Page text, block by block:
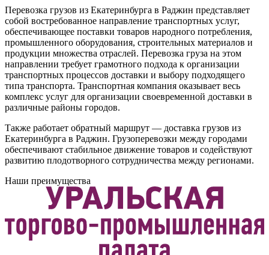
Перевозка грузов из Екатеринбурга в Раджин представляет
собой востребованное направление транспортных услуг,
обеспечивающее поставки товаров народного потребления,
промышленного оборудования, строительных материалов и
продукции множества отраслей. Перевозка груза на этом
направлении требует грамотного подхода к организации
транспортных процессов доставки и выбору подходящего
типа транспорта. Транспортная компания оказывает весь
комплекс услуг для организации своевременной доставки в
различные районы городов.
Также работает обратный маршрут — доставка грузов из
Екатеринбурга в Раджин. Грузоперевозки между городами
обеспечивают стабильное движение товаров и содействуют
развитию плодотворного сотрудничества между регионами.
Наши преимущества